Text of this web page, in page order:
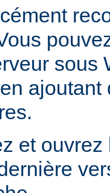
sous
ajoutant
et